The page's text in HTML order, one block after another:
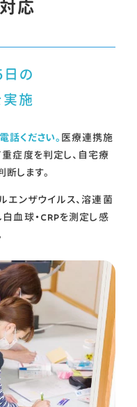
応
の
施
ください。 医療連携施
症度を判定し、自宅療
します。
エンザウイルス、溶連菌
血球・CRPを測定し感